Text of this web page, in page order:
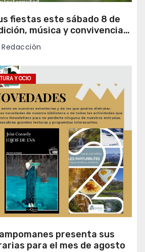
fiestas este sábado 8 de
música y convivencia
Redacción
Y OCIO
presenta sus
para el mes de agosto